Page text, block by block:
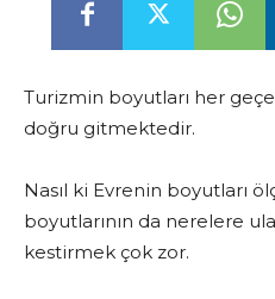
Turizmin boyutları her
doğru gitmektedir.
Nasıl ki Evrenin boyutları
boyutlarının da nerelere
kestirmek çok zor.